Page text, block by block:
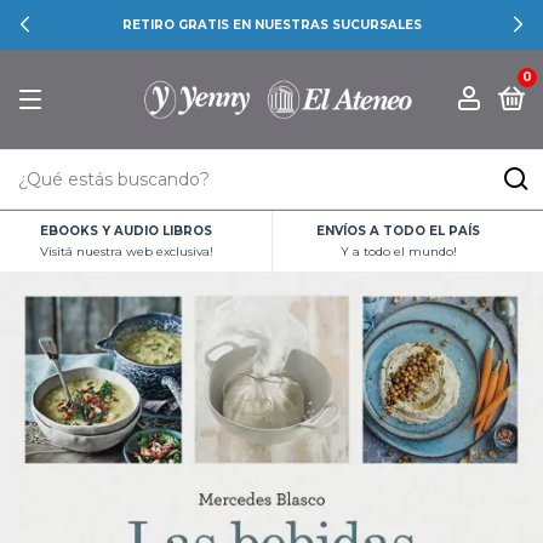
RETIRO GRATIS EN NUESTRAS SUCURSALES
0
EBOOKS Y AUDIO LIBROS
Visitá nuestra web exclusiva!
ENVÍOS A TODO EL PAÍS
Y a todo el mundo!